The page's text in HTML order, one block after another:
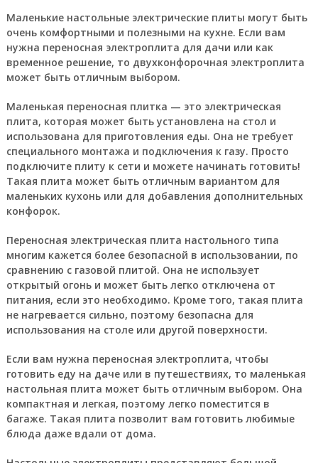
Маленькие настольные электрические плиты могут быть
очень комфортными и полезными на кухне. Если вам
нужна переносная электроплита для дачи или как
временное решение, то двухконфорочная электроплита
может быть отличным выбором.
Маленькая переносная плитка — это электрическая
плита, которая может быть установлена на стол и
использована для приготовления еды. Она не требует
специального монтажа и подключения к газу. Просто
подключите плиту к сети и можете начинать готовить!
Такая плита может быть отличным вариантом для
маленьких кухонь или для добавления дополнительных
конфорок.
Переносная электрическая плита настольного типа
многим кажется более безопасной в использовании, по
сравнению с газовой плитой. Она не использует
открытый огонь и может быть легко отключена от
питания, если это необходимо. Кроме того, такая плита
не нагревается сильно, поэтому безопасна для
использования на столе или другой поверхности.
Если вам нужна переносная электроплита, чтобы
готовить еду на даче или в путешествиях, то маленькая
настольная плита может быть отличным выбором. Она
компактная и легкая, поэтому легко поместится в
багаже. Такая плита позволит вам готовить любимые
блюда даже вдали от дома.